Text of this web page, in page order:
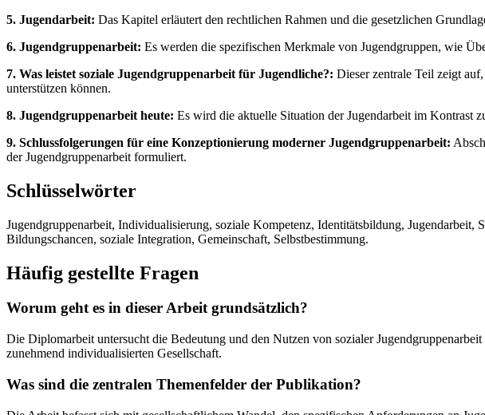
5. Jugendarbeit: Das Kapitel erläutert den rechtlichen Rahmen und die gesetzlichen
6. Jugendgruppenarbeit: Es werden die spezifischen Merkmale von Jugendgruppen, wie
7. Was leistet soziale Jugendgruppenarbeit für Jugendliche?: Dieser zentrale Teil zeigt
unterstützen können.
8. Jugendgruppenarbeit heute: Es wird die aktuelle Situation der Jugendarbeit im Kontrast
9. Schlussfolgerungen für eine Konzeptionierung moderner Jugendgruppenarbeit:
der Jugendgruppenarbeit formuliert.
Schlüsselwörter
Jugendgruppenarbeit, Individualisierung, soziale Kompetenz, Identitätsbildung,
Bildungschancen, soziale Integration, Gemeinschaft, Selbstbestimmung.
Häufig gestellte Fragen
Worum geht es in dieser Arbeit grundsätzlich?
Die Diplomarbeit untersucht die Bedeutung und den Nutzen von sozialer
zunehmend individualisierten Gesellschaft.
Was sind die zentralen Themenfelder der Publikation?